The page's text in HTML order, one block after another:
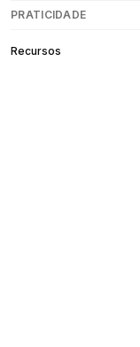
PRATICIDADE
Recursos